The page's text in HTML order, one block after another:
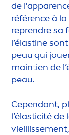
de
référence à
reprendre sa
l’élastine
peau qui
maintien de
peau.
Cependant,
l’élasticité
vieillissemen